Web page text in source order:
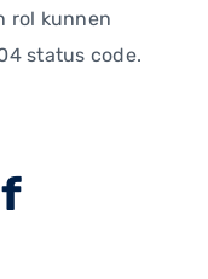
rol kunnen
status code.